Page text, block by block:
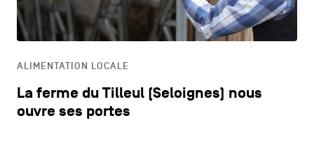
ALIMENTATION LOCALE
La ferme du Tilleul (Seloignes) nous
ouvre ses portes